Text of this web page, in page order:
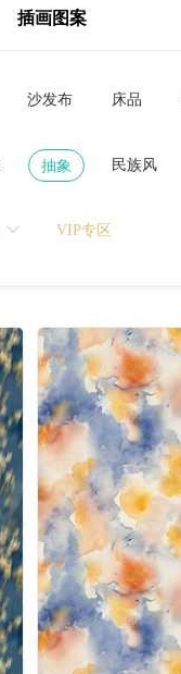
插画图案
沙发布 床品
抽象 民族风
VIP专区